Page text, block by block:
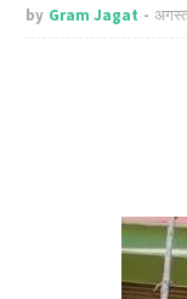
by Gram Jagat